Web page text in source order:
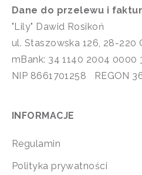
Dane do przelewu i
"Lily" Dawid Rosikoń
ul. Staszowska 126, 28-220
mBank: 34 1140 2004 0000
NIP 8661701258 REGON
INFORMACJE
Regulamin
Polityka prywatności